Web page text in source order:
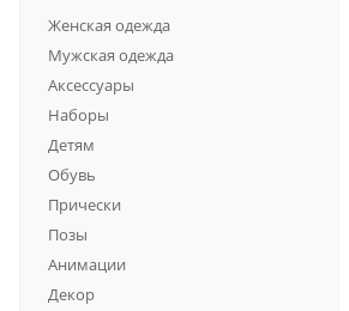
Женская одежда
Мужская одежда
Аксессуары
Наборы
Детям
Обувь
Прически
Позы
Анимации
Декор